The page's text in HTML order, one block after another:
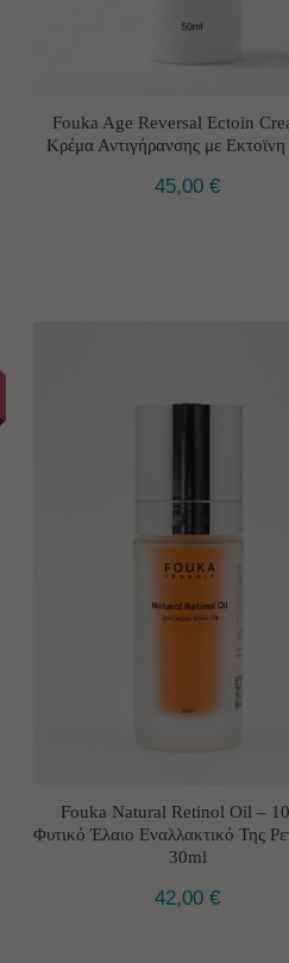
Fouka Age Reversal Ectoin
Κρέμα Αντιγήρανσης με
45,00€
Fouka Natural Retinol Oil –
Φυτικό Έλαιο Εναλλακτικό Της
30ml
42,00€